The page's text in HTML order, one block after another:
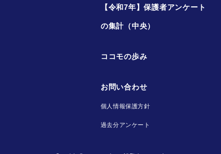
【令和7年】保護者アンケート
の集計（中央）
ココモの歩み
お問い合わせ
個人情報保護方針
過去分アンケート